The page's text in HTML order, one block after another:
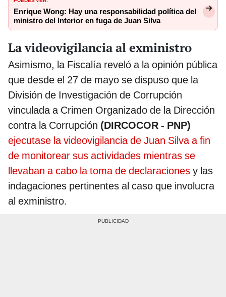
Enrique Wong: Hay una responsabilidad política del
ministro del Interior en fuga de Juan Silva
La videovigilancia al exministro
Asimismo, la Fiscalía reveló a la opinión pública
que desde el 27 de mayo se dispuso que la
División de Investigación de Corrupción
vinculada a Crimen Organizado de la Dirección
contra la Corrupción (DIRCOCOR - PNP)
ejecutase la videovigilancia de Juan Silva a fin
de monitorear sus actividades mientras se
llevaban a cabo la toma de declaraciones y las
indagaciones pertinentes al caso que involucra
al exministro.